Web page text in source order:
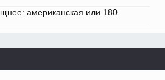
американская или 180.